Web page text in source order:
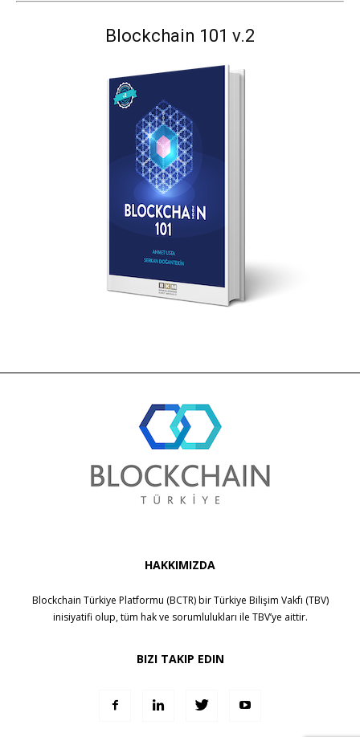
Blockchain 101 v.2
HAKKIMIZDA
Blockchain Türkiye Platformu (BCTR) birTürkiye Bilişim Vakfı (TBV)
inisiyatifi olup, tüm hak ve sorumlulukları ile TBV’ye aittir.
BIZI TAKIP EDIN